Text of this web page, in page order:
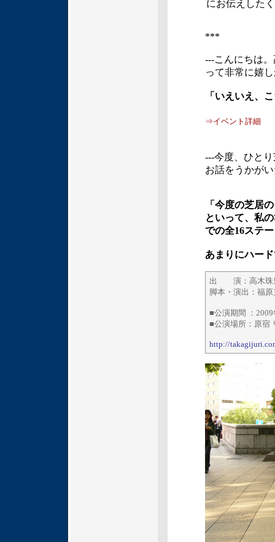
にお伝えした
***
---こんにちは
って非常に嬉
「いえいえ、
⇒イベント詳細
---今度、ひと
お話をうかが
「今度の芝居
といって、私
での全16ステ
あまりにハー
出 演：高木珠
脚本・演出：福
■公演期間 ：
■公演場所：原宿
http://